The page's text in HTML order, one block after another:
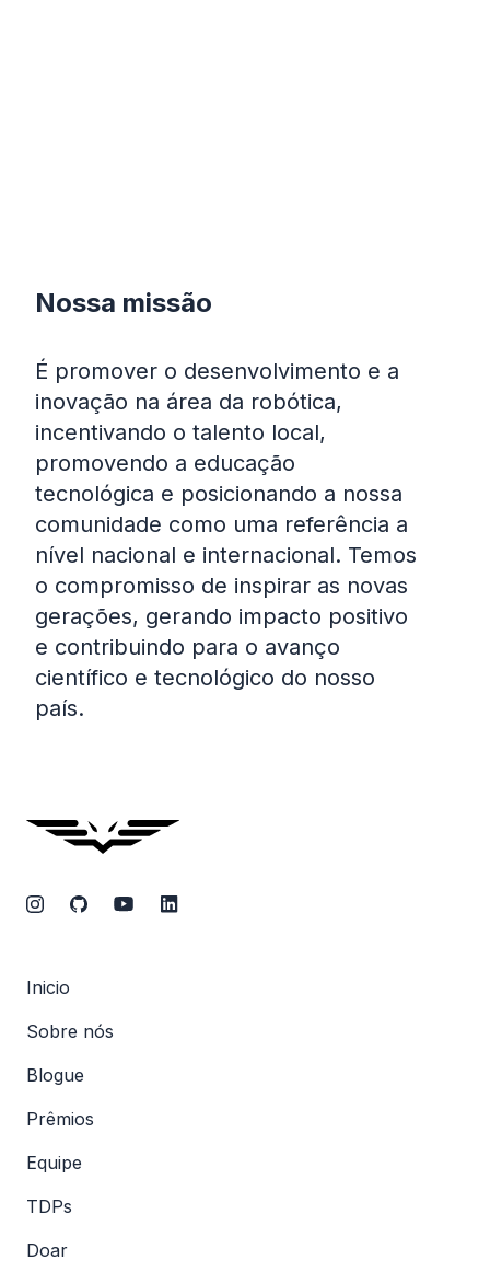
Nossa missão
É promover o desenvolvimento e a
inovação na área da robótica,
incentivando o talento local,
promovendo a educação
tecnológica e posicionando a nossa
comunidade como uma referência a
nível nacional e internacional. Temos
o compromisso de inspirar as novas
gerações, gerando impacto positivo
e contribuindo para o avanço
científico e tecnológico do nosso
país.
Inicio
Sobre nós
Blogue
Prêmios
Equipe
TDPs
Doar